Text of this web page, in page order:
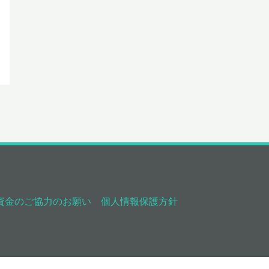
金のご協力のお願い 個人情報保護方針